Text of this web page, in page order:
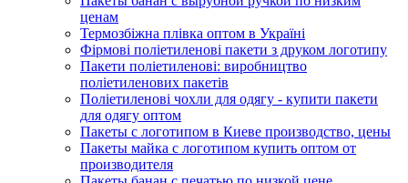
ценам
Термозбіжна плівка оптом в Україні
Фірмові поліетиленові пакети з друком логотипу
Пакети поліетиленові: виробництво
поліетиленових пакетів
Поліетиленові чохли для одягу - купити пакети
для одягу оптом
Пакеты с логотипом в Киеве производство, цены
Пакеты майка с логотипом купить оптом от
производителя